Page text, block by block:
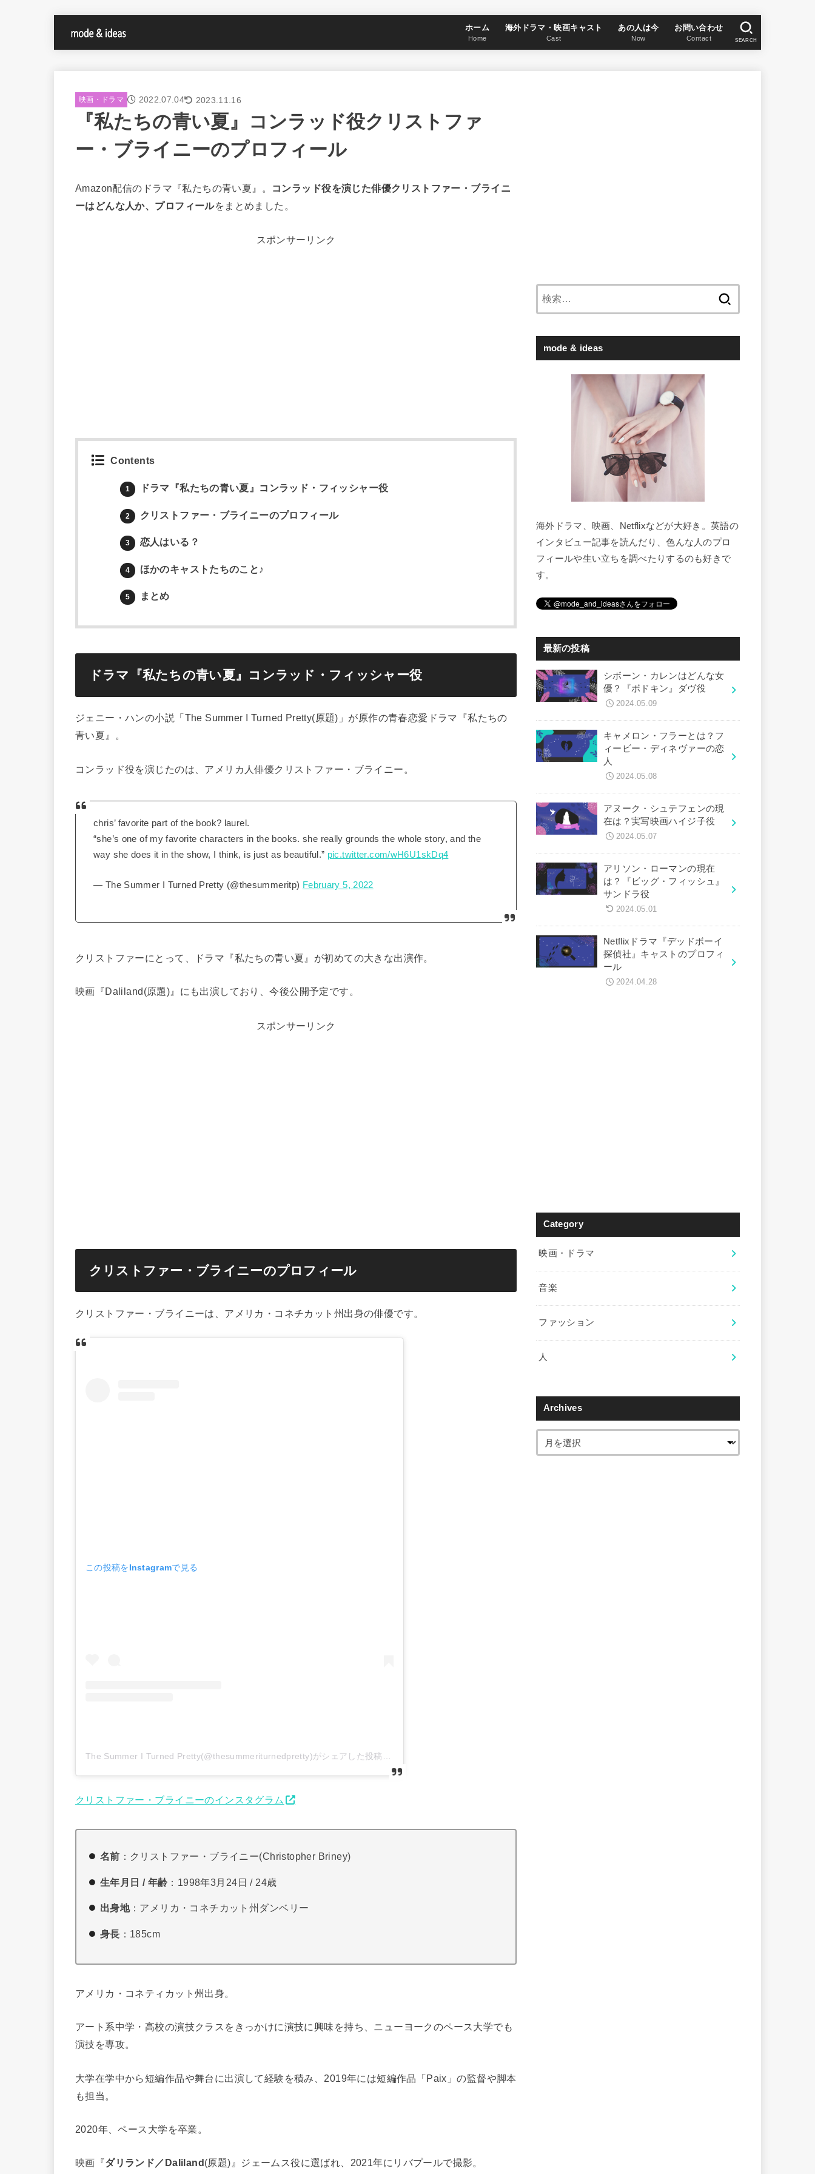
ホーム
Home
海外ドラマ・映画キャスト
Cast
あの人は今
Now
お問い合わせ
Contact SEARCH
映画・ドラマ 2022.07.04 2023.11.16
『私たちの青い夏』コンラッド役クリストファ
ー・ブライニーのプロフィール
Amazon配信のドラマ『私たちの青い夏』。
コンラッド役を演じた俳優クリストファー・ブライニ
ーはどんな人か、プロフィールをまとめました。
スポンサーリンク
Contents
1 ドラマ『私たちの青い夏』コンラッド・フィッシャー役
2 クリストファー・ブライニーのプロフィール
3 恋人はいる？
4 ほかのキャストたちのこと♪
5 まとめ
ドラマ『私たちの青い夏』コンラッド・フィッシャー役
ジェニー・ハンの小説「The Summer I Turned Pretty(原題)」が原作の青春恋愛ドラマ『私たちの
青い夏』。
コンラッド役を演じたのは、アメリカ人俳優クリストファー・ブライニー。
chris’ favorite part of the book? laurel.
“she’s one of my favorite characters in the books. she really grounds the whole story, and the
way she does it in the show, I think, is just as beautiful.” pic.twitter.com/wH6U1skDq4
— The Summer I Turned Pretty (@thesummeritp) February 5, 2022
クリストファーにとって、ドラマ『私たちの青い夏』が初めての大きな出演作。
映画『Daliland(原題)』にも出演しており、今後公開予定です。
スポンサーリンク
クリストファー・ブライニーのプロフィール
クリストファー・ブライニーは、アメリカ・コネチカット州出身の俳優です。
この投稿をInstagramで見る
クリストファー・ブライニーのインスタグラム
名前 ：クリストファー・ブライニー(Christopher Briney)
生年月日 / 年齢 ：1998年3月24日 / 24歳
出身地：アメリカ・コネチカット州ダンベリー
身長 ：185cm
アメリカ・コネティカット州出身。
アート系中学・高校の演技クラスをきっかけに演技に興味を持ち、ニューヨークのペース大学でも
演技を専攻。
大学在学中から短編作品や舞台に出演して経験を積み、2019年には短編作品「Paix」の監督や脚本
も担当。
2020年、ペース大学を卒業。
映画『ダリランド／Daliland(原題)』ジェームス役に選ばれ、2021年にリバプールで撮影。
mode & ideas
海外ドラマ、映画、Netflixなどが大好き。英語の
インタビュー記事を読んだり、色んな人のプロ
フィールや生い立ちを調べたりするのも好きで
す。
最新の投稿
シボーン・カレンはどんな女
優？『ボドキン』ダヴ役
2024.05.09
キャメロン・フラーとは？フ
ィービー・ディネヴァーの恋
人
2024.05.08
アヌーク・シュテフェンの現
在は？実写映画ハイジ子役
2024.05.07
アリソン・ローマンの現在
は？『ビッグ・フィッシュ』
サンドラ役
2024.05.01
Netflixドラマ『デッドボーイ
探偵社』キャストのプロフィ
ール
2024.04.28
Category
映画・ドラマ
音楽
ファッション
人
Archives